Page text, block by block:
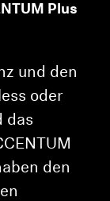
Plus
und den
oder
das
den